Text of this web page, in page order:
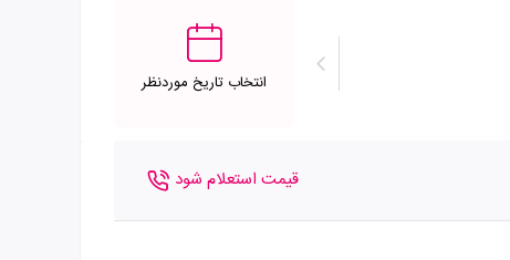
انتخاب تاریخ موردنظر
قیمت استعلام شود